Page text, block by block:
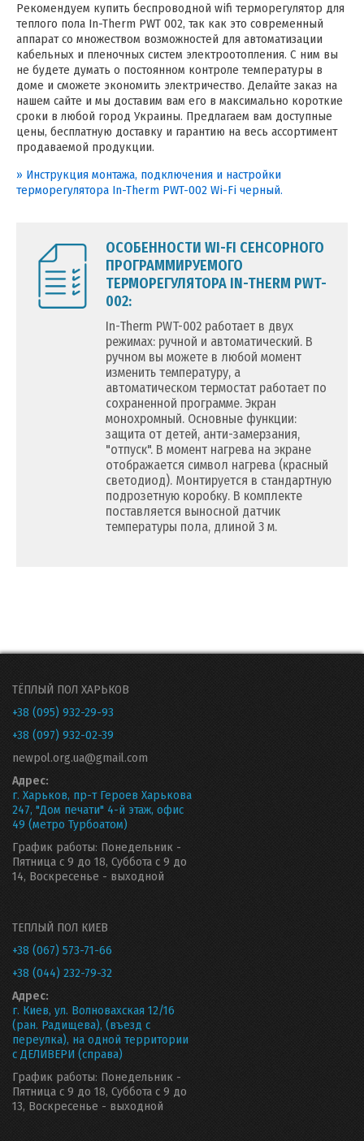
Рекомендуем купить беспроводной wifi терморегулятор для
теплого пола In-Therm PWT 002, так как это современный
аппарат со множеством возможностей для автоматизации
кабельных и пленочных систем электроотопления. С ним вы
не будете думать о постоянном контроле температуры в
доме и сможете экономить электричество. Делайте заказ на
нашем сайте и мы доставим вам его в максимально короткие
сроки в любой город Украины. Предлагаем вам доступные
цены, бесплатную доставку и гарантию на весь ассортимент
продаваемой продукции.
» Инструкция монтажа, подключения и настройки
терморегулятора In-Therm PWT-002 Wi-Fi черный.
ОСОБЕННОСТИ WI-FI СЕНСОРНОГО
ПРОГРАММИРУЕМОГО
ТЕРМОРЕГУЛЯТОРА IN-THERM PWT-
002:
In-Therm PWT-002 работает в двух
режимах: ручной и автоматический. В
ручном вы можете в любой момент
изменить температуру, а
автоматическом термостат работает по
сохраненной программе. Экран
монохромный. Основные функции:
защита от детей, анти-замерзания,
"отпуск". В момент нагрева на экране
отображается символ нагрева (красный
светодиод). Монтируется в стандартную
подрозетную коробку. В комплекте
поставляется выносной датчик
температуры пола, длиной 3 м.
ТЁПЛЫЙ ПОЛ ХАРЬКОВ
+38 (095) 932-29-93
+38 (097) 932-02-39
newpol.org.ua@gmail.com
Адрес:
г. Харьков, пр-т Героев Харькова
247, "Дом печати" 4-й этаж, офис
49 (метро Турбоатом)
График работы: Понедельник -
Пятница с 9 до 18, Суббота с 9 до
14, Воскресенье - выходной
ТЕПЛЫЙ ПОЛ КИЕВ
+38 (067) 573-71-66
+38 (044) 232-79-32
Адрес:
г. Киев, ул. Волновахская 12/16
(ран. Радищева), (въезд с
переулка), на одной территории
с ДЕЛИВЕРИ (справа)
График работы: Понедельник -
Пятница с 9 до 18, Суббота с 9 до
13, Воскресенье - выходной